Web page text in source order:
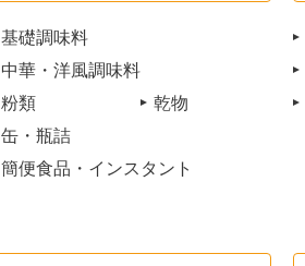
基礎調味料
中華・洋風調味料
粉類
乾物
缶・瓶詰
簡便食品・インスタント